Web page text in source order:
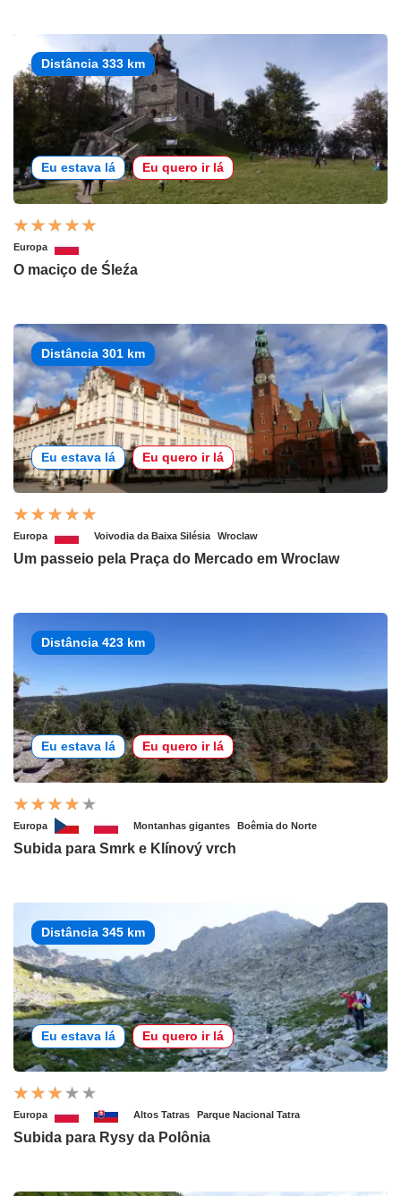
Distância 333 km
Eu estava lá Eu quero ir lá
Europa
O maciço de Śleźa
Distância 301 km
Eu estava lá Eu quero ir lá
Europa Voivodia da Baixa Silésia Wroclaw
Um passeio pela Praça do Mercado em Wroclaw
Distância 423 km
Eu estava lá Eu quero ir lá
Europa Montanhas gigantes Boêmia do Norte
Subida para Smrk e Klínový vrch
Distância 345 km
Eu estava lá Eu quero ir lá
Europa Altos Tatras Parque Nacional Tatra
Subida para Rysy da Polônia